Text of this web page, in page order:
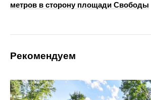
метров в сторону площади Свободы
Рекомендуем